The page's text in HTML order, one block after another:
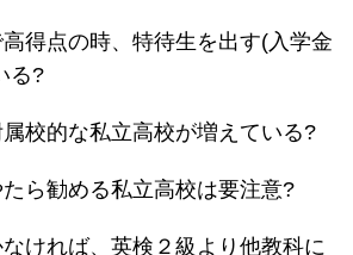
高得点の時、特待生を出す(入学金
る?
属校的な私立高校が増えている?
たら勧める私立高校は要注意?
なければ、英検２級より他教科に